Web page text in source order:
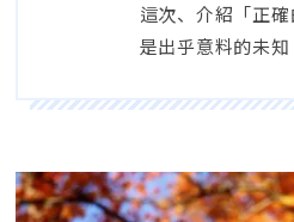
這次、介紹「正
是出乎意料的未